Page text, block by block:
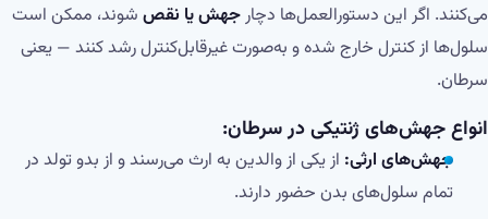
می‌کنند. اگر این دستورالعمل‌ها دچارجهش یا نقص شوند، ممکن است
سلول‌ها از کنترل خارج شده و به‌صورت غیرقابل‌کنترل رشد کنند — یعنی
سرطان.
انواع جهش‌های ژنتیکی در سرطان:
جهش‌های ارثی: از یکی از والدین به ارث می‌رسند و از بدو تولد در
تمام سلول‌های بدن حضور دارند.